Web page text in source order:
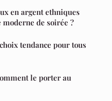
en argent ethniques
de soirée ?
tendance pour tous
le porter au